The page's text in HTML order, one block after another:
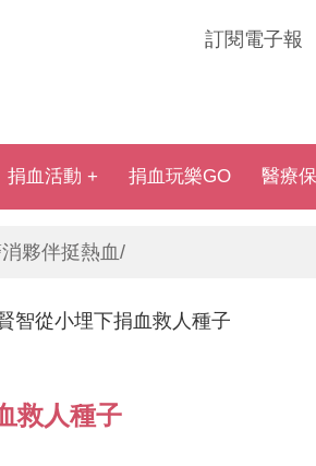
訂閱電子報
捐血活動 捐血玩樂GO 醫療
夥伴挺熱血/
從小埋下捐血救人種子
救人種子